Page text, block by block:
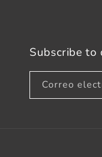
Subscribe to
Correo